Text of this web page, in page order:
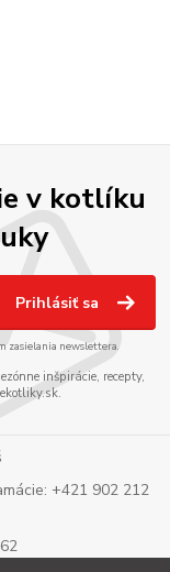
v kotlíku
Prihlásiť sa
zasielania newslettera.
inšpirácie, recepty,
+421 902 212